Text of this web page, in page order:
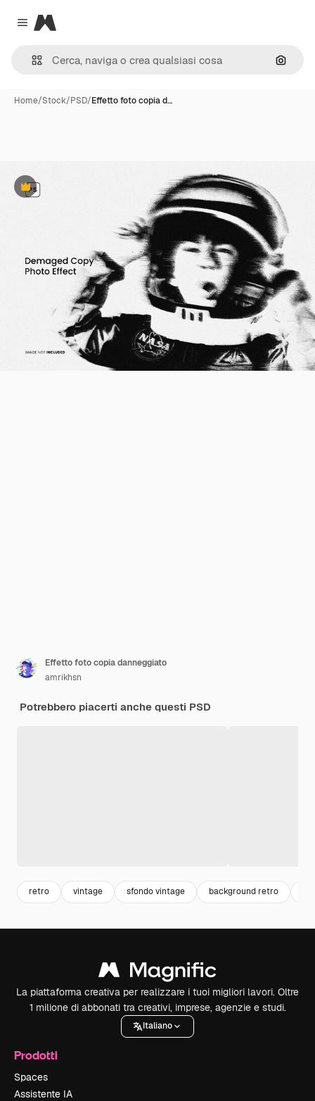
Close menu
Magnific
Cerca
Home/Stock/PSD/Effetto foto copia d…
Premium
Effetto foto copia danneggiato
amrikhsn
Potrebbero piacerti anche questi PSD
retro vintage sfondo vintage background retro
La piattaforma creativa per realizzare i tuoi migliori lavori. Oltre
1 milione di abbonati tra creativi, imprese, agenzie e studi.
Italiano
Prodotti
Spaces
Assistente IA